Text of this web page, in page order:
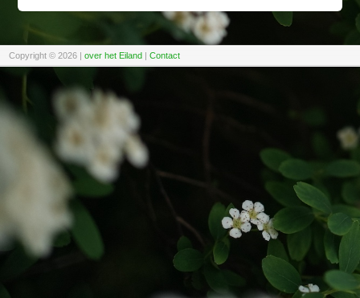
Copyright © 2026 |over het Eiland |Contact